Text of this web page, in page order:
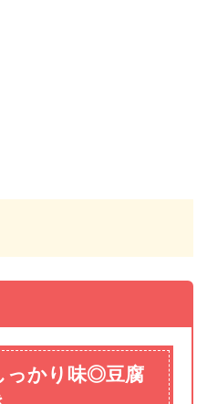
っかり味◎豆腐